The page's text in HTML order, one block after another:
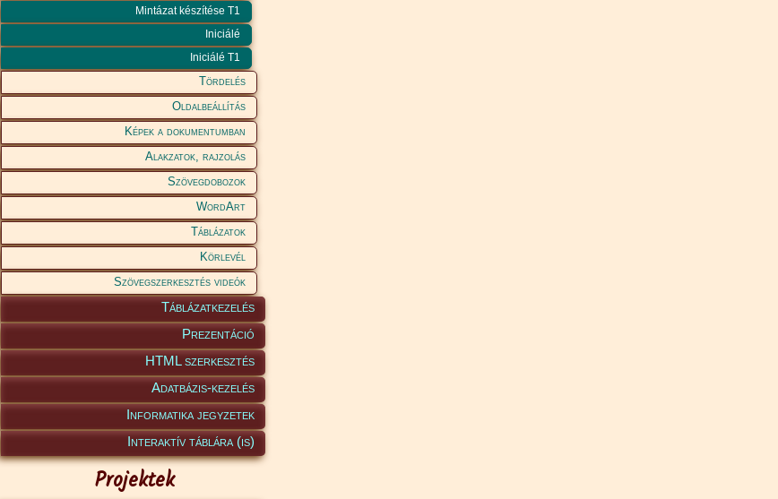
Mintázat készítése T1
Iniciálé
Iniciálé T1
Tördelés
Oldalbeállítás
Képek a dokumentumban
Alakzatok, rajzolás
Szövegdobozok
WordArt
Táblázatok
Körlevél
Szövegszerkesztés videók
Táblázatkezelés
Prezentáció
HTML szerkesztés
Adatbázis-kezelés
Informatika jegyzetek
Interaktív táblára (is)
Projektek